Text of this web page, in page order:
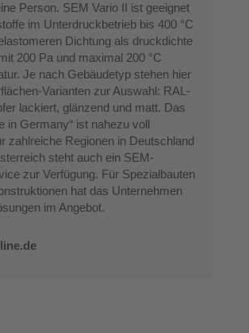
Person. SEM Vario II ist geeignet
im Unterdruckbetrieb bis 400 °C
Dichtung als druckdichte
200 Pa und maximal 200 °C
Je nach Gebäudetyp stehen hier
Varianten zur Auswahl: RAL-
lackiert, glänzend und matt. Das
in Germany“ ist nahezu voll
zahlreiche Regionen in Deutschland
steht auch ein SEM-
zur Verfügung. Für Spezialbauten
hat das Unternehmen
im Angebot.